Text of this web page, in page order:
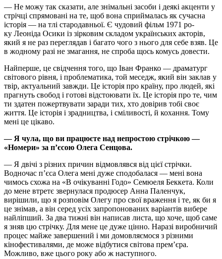
— Не можу так сказати, але знімальні засоби і деякі акценти у
стрічці спрямовані на те, щоб вона сприймалась як сучасна
історія — на тлі стародавньої. Є чудовий фільм 1971 ро-
ку Леоніда Осики із зірковим складом українських акторів,
який я не раз переглядав і багато чого з нього для себе взяв. Це
в жодному разі не змагання, не спроба щось комусь довести.
Найперше, це свідчення того, що Іван Франко — драматург
світового рівня, і проблематика, той меседж, який він заклав у
твір, актуальний завжди. Це історія про країну, про людей, які
прагнуть свобод і готові відстоювати їх. Це історія про те, чим
ти здатен пожертвувати заради тих, хто довірив тобі своє
життя. Це історія і зрадництва, і сміливості, й кохання. Тому
мені це цікаво.
— Я чула, що ви працюєте над непростою стрічкою —
«Номери» за п’єсою Олега Сенцова.
— Я двічі з різних причин відмовлявся від цієї стрічки.
Водночас п’єса Олега мені дуже сподобалася — мені вона
чимось схожа на «В очікуванні Годо» Семюеля Беккета. Коли
до мене втретє звернулася продюсер Анна Паленчук,
вирішили, що я розповім Олегу про свої враження і те, як би я
це знімав, а він серед усіх запропонованих варіантів вибере
найліпший. За два тижні він написав листа, що хоче, щоб саме
я зняв цю стрічку. Для мене це дуже цінно. Наразі виробничий
процес майже завершений і ми домовляємося з різними
кінофестивалями, де може відбутися світова прем’єра.
Можливо, вже цього року або ж наступного.